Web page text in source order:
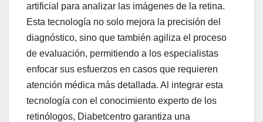
artificial para analizar las imágenes de la retina.
Esta tecnología no solo mejora la precisión del
diagnóstico, sino que también agiliza el proceso
de evaluación, permitiendo a los especialistas
enfocar sus esfuerzos en casos que requieren
atención médica más detallada. Al integrar esta
tecnología con el conocimiento experto de los
retinólogos, Diabetcentro garantiza una